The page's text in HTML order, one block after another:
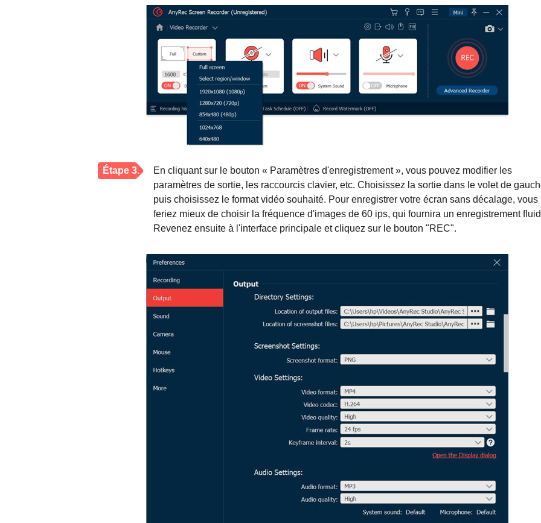
Étape 3.
En cliquant sur le bouton « Paramètres d'enregistrement », vous pouvez modifier les
paramètres de sortie, les raccourcis clavier, etc. Choisissez la sortie dans le volet de
puis choisissez le format vidéo souhaité. Pour enregistrer votre écran sans décalage, vous
feriez mieux de choisir la fréquence d'images de 60 ips, qui fournira un enregistrement
Revenez ensuite à l'interface principale et cliquez sur le bouton "REC".